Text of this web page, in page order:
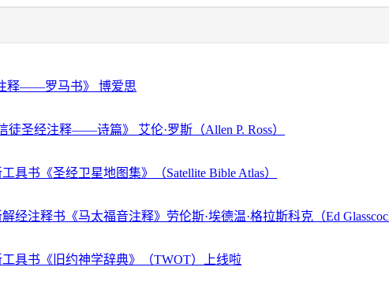
释——罗马书》 博爱思
徒圣经注释——诗篇》 艾伦·罗斯（Allen P. Ross）
具书《圣经卫星地图集》（Satellite Bible Atlas）
经注释书《马太福音注释》劳伦斯·埃德温·格拉斯科克（Ed
具书《旧约神学辞典》（TWOT）上线啦